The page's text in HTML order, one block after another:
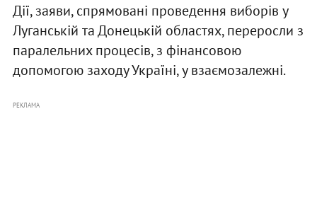
Дії, заяви, спрямовані проведення виборів у
Луганській та Донецькій областях, переросли з
паралельних процесів, з фінансовою
допомогою заходу Україні, у взаємозалежні.
РЕКЛАМА